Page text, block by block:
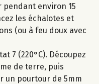
environ 15
les échalotes et
(ou à feu doux avec
7 (220°C). Découpez
de terre, puis
un pourtour de 5mm